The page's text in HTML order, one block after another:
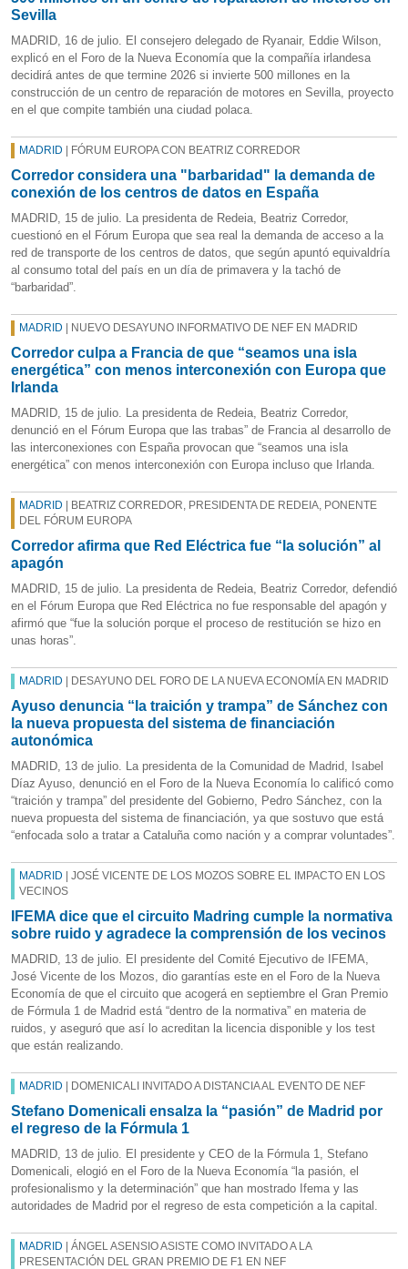
Sevilla
MADRID, 16 de julio. El consejero delegado de Ryanair, Eddie Wilson,
explicó en el Foro de la Nueva Economía que la compañía irlandesa
decidirá antes de que termine 2026 si invierte 500 millones en la
construcción de un centro de reparación de motores en Sevilla, proyecto
en el que compite también una ciudad polaca.
MADRID | FÓRUM EUROPA CON BEATRIZ CORREDOR
Corredor considera una "barbaridad" la demanda de
conexión de los centros de datos en España
MADRID, 15 de julio. La presidenta de Redeia, Beatriz Corredor,
cuestionó en el Fórum Europa que sea real la demanda de acceso a la
red de transporte de los centros de datos, que según apuntó equivaldría
al consumo total del país en un día de primavera y la tachó de
“barbaridad”.
MADRID | NUEVO DESAYUNO INFORMATIVO DE NEF EN MADRID
Corredor culpa a Francia de que “seamos una isla
energética” con menos interconexión con Europa que
Irlanda
MADRID, 15 de julio. La presidenta de Redeia, Beatriz Corredor,
denunció en el Fórum Europa que las trabas” de Francia al desarrollo de
las interconexiones con España provocan que “seamos una isla
energética” con menos interconexión con Europa incluso que Irlanda.
MADRID | BEATRIZ CORREDOR, PRESIDENTA DE REDEIA, PONENTE
DEL FÓRUM EUROPA
Corredor afirma que Red Eléctrica fue “la solución” al
apagón
MADRID, 15 de julio. La presidenta de Redeia, Beatriz Corredor, defendió
en el Fórum Europa que Red Eléctrica no fue responsable del apagón y
afirmó que “fue la solución porque el proceso de restitución se hizo en
unas horas”.
MADRID | DESAYUNO DEL FORO DE LA NUEVA ECONOMÍA EN MADRID
Ayuso denuncia “la traición y trampa” de Sánchez con
la nueva propuesta del sistema de financiación
autonómica
MADRID, 13 de julio. La presidenta de la Comunidad de Madrid, Isabel
Díaz Ayuso, denunció en el Foro de la Nueva Economía lo calificó como
“traición y trampa” del presidente del Gobierno, Pedro Sánchez, con la
nueva propuesta del sistema de financiación, ya que sostuvo que está
“enfocada solo a tratar a Cataluña como nación y a comprar voluntades”.
MADRID | JOSÉ VICENTE DE LOS MOZOS SOBRE EL IMPACTO EN LOS
VECINOS
IFEMA dice que el circuito Madring cumple la normativa
sobre ruido y agradece la comprensión de los vecinos
MADRID, 13 de julio. El presidente del Comité Ejecutivo de IFEMA,
José Vicente de los Mozos, dio garantías este en el Foro de la Nueva
Economía de que el circuito que acogerá en septiembre el Gran Premio
de Fórmula 1 de Madrid está “dentro de la normativa” en materia de
ruidos, y aseguró que así lo acreditan la licencia disponible y los test
que están realizando.
MADRID | DOMENICALI INVITADO A DISTANCIA AL EVENTO DE NEF
Stefano Domenicali ensalza la “pasión” de Madrid por
el regreso de la Fórmula 1
MADRID, 13 de julio. El presidente y CEO de la Fórmula 1, Stefano
Domenicali, elogió en el Foro de la Nueva Economía “la pasión, el
profesionalismo y la determinación” que han mostrado Ifema y las
autoridades de Madrid por el regreso de esta competición a la capital.
MADRID | ÁNGEL ASENSIO ASISTE COMO INVITADO A LA
PRESENTACIÓN DEL GRAN PREMIO DE F1 EN NEF